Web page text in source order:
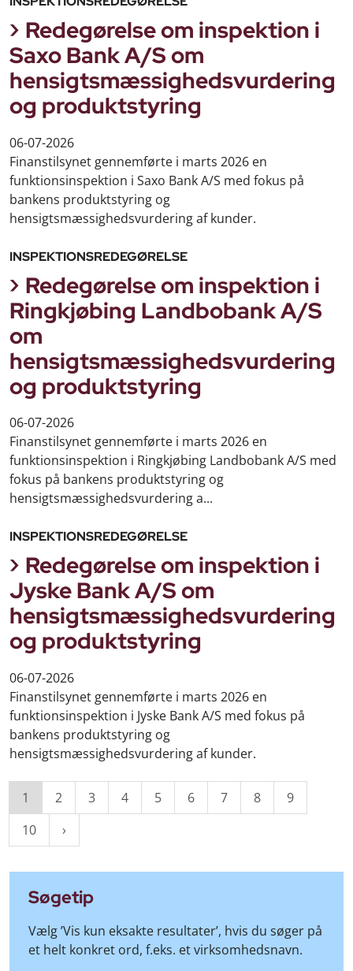
Redegørelse om inspektion i
Saxo Bank A/S om
hensigtsmæssighedsvurdering
og produktstyring
06-07-2026
Finanstilsynet gennemførte i marts 2026 en
funktionsinspektion i Saxo Bank A/S med fokus på
bankens produktstyring og
hensigtsmæssighedsvurdering af kunder.
INSPEKTIONSREDEGØRELSE
Redegørelse om inspektion i
Ringkjøbing Landbobank A/S
om
hensigtsmæssighedsvurdering
og produktstyring
06-07-2026
Finanstilsynet gennemførte i marts 2026 en
funktionsinspektion i Ringkjøbing Landbobank A/S med
fokus på bankens produktstyring og
hensigtsmæssighedsvurdering a...
INSPEKTIONSREDEGØRELSE
Redegørelse om inspektion i
Jyske Bank A/S om
hensigtsmæssighedsvurdering
og produktstyring
06-07-2026
Finanstilsynet gennemførte i marts 2026 en
funktionsinspektion i Jyske Bank A/S med fokus på
bankens produktstyring og
hensigtsmæssighedsvurdering af kunder.
1 2 3 4 5 6 7 8
9
10
Søgetip
Vælg ’Vis kun eksakte resultater’, hvis du søger på
et helt konkret ord, f.eks. et virksomhedsnavn.